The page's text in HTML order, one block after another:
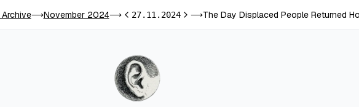
⟶November 2024⟶Previous day
27.11.2024Next day
⟶The Day Displaced People Returned